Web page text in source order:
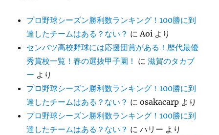
プロ野球シーズン勝利数ランキング！100勝に到
達したチームはある？ない？ にAoi より
センバツ高校野球には応援団賞がある！歴代最優
秀賞校一覧！春の選抜甲子園！ に滋賀のタカブ
ー より
プロ野球シーズン勝利数ランキング！100勝に到
達したチームはある？ない？ にosakacarp より
プロ野球シーズン勝利数ランキング！100勝に到
達したチームはある？ない？ にハリー より